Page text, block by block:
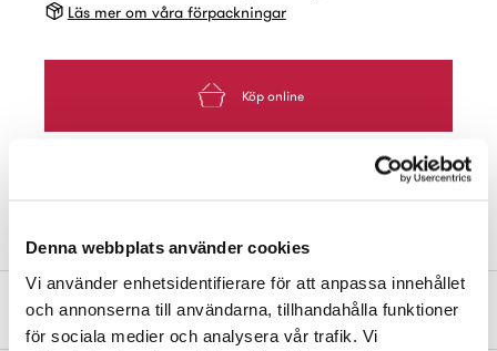
Denna webbplats använder cookies
Vi använder enhetsidentifierare för att anpassa innehållet
och annonserna till användarna, tillhandahålla funktioner
för sociala medier och analysera vår trafik. Vi
Läs mer om våra förpackningar
Köp online
Produktbeskrivning